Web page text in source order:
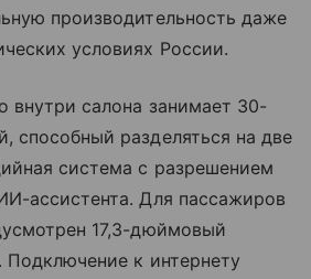
производительность даже
условиях России.
внутри салона занимает 30-
способный разделяться на две
система с разрешением
ассистента. Для пассажиров
17,3-дюймовый
Подключение к интернету